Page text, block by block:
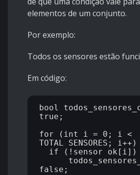
elementos de um conjunto.
Por exemplo:
Todos os sensores estão
Em código:
bool
true;
for (int i = 0; i <
TOTAL_SENSORES;
false;